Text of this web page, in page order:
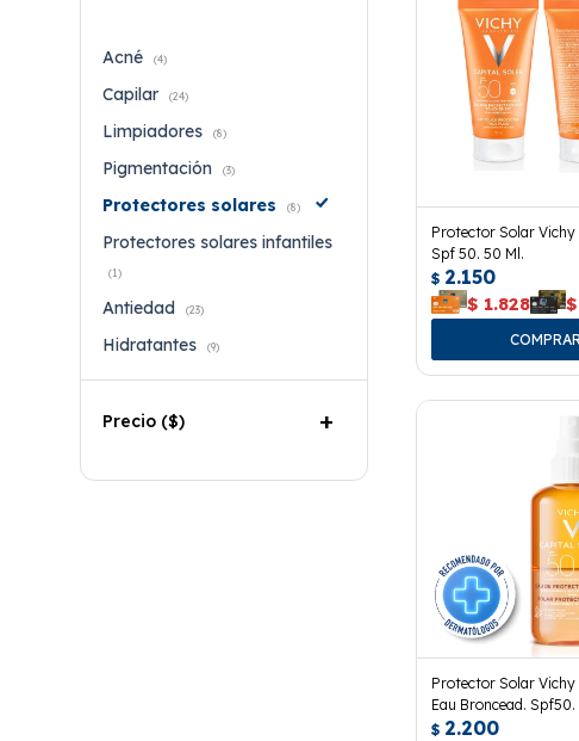
Protector Solar Vichy
Spf 50. 50 Ml.
$ 2.150
$ 1.828 $
Protector Solar Vichy
Eau Broncead.
$ 2.200
Acné (4)
Capilar (24)
Limpiadores (8)
Pigmentación (3)
Protectores solares (8)
Protectores solares infantiles
(1)
Antiedad (23)
Hidratantes (9)
Precio ($)